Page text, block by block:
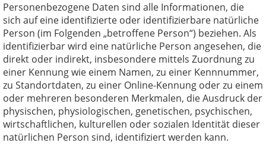
Personenbezogene Daten sind alle Informationen, die
sich auf eine identifizierte oder identifizierbare natürliche
Person (im Folgenden „betroffene Person“) beziehen. Als
identifizierbar wird eine natürliche Person angesehen, die
direkt oder indirekt, insbesondere mittels Zuordnung zu
einer Kennung wie einem Namen, zu einer Kennnummer,
zu Standortdaten, zu einer Online-Kennung oder zu einem
oder mehreren besonderen Merkmalen, die Ausdruck der
physischen, physiologischen, genetischen, psychischen,
wirtschaftlichen, kulturellen oder sozialen Identität dieser
natürlichen Person sind, identifiziert werden kann.